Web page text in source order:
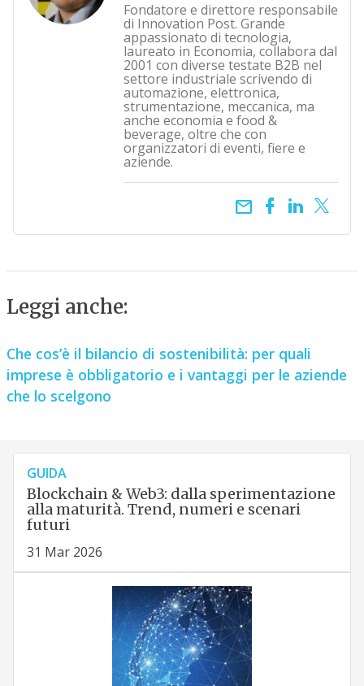
Fondatore e direttore responsabile
di Innovation Post. Grande
appassionato di tecnologia,
laureato in Economia, collabora dal
2001 con diverse testate B2B nel
settore industriale scrivendo di
automazione, elettronica,
strumentazione, meccanica, ma
anche economia e food &
beverage, oltre che con
organizzatori di eventi, fiere e
aziende.
email
Leggi anche:
Che cos’è il bilancio di sostenibilità: per quali
imprese è obbligatorio e i vantaggi per le aziende
che lo scelgono
GUIDA
Blockchain & Web3: dalla sperimentazione
alla maturità. Trend, numeri e scenari
futuri
31 Mar 2026